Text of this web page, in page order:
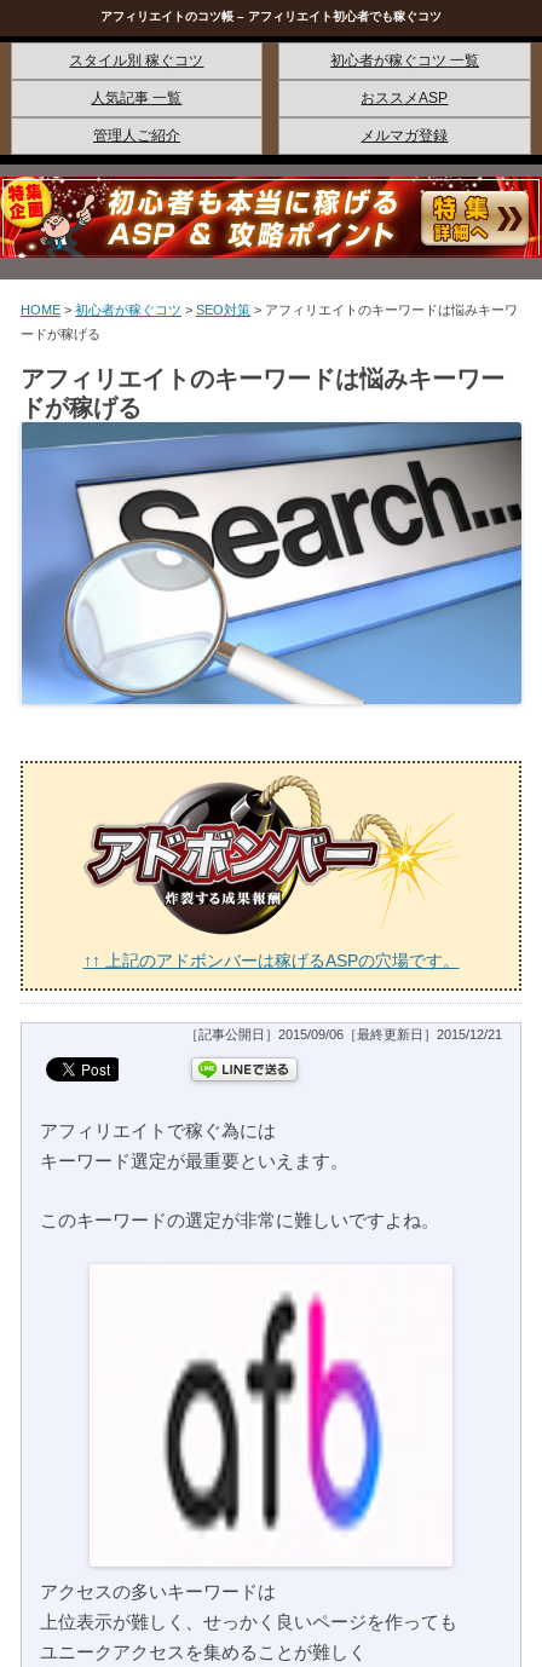
アフィリエイトのコツ帳 – アフィリエイト初心者でも稼ぐコツ
コンテンツへ移動
スタイル別 稼ぐコツ 初心者が稼ぐコツ 一覧
人気記事 一覧 おススメASP
管理人ご紹介 メルマガ登録
HOME > 初心者が稼ぐコツ > SEO対策 > アフィリエイトのキーワードは悩みキーワ
ードが稼げる
アフィリエイトのキーワードは悩みキーワー
ドが稼げる
↑↑ 上記のアドボンバーは稼げるASPの穴場です。
［記事公開日］2015/09/06［最終更新日］2015/12/21
アフィリエイトで稼ぐ為には
キーワード選定が最重要といえます。
このキーワードの選定が非常に難しいですよね。
アクセスの多いキーワードは
上位表示が難しく、せっかく良いページを作っても
ユニークアクセスを集めることが難しく